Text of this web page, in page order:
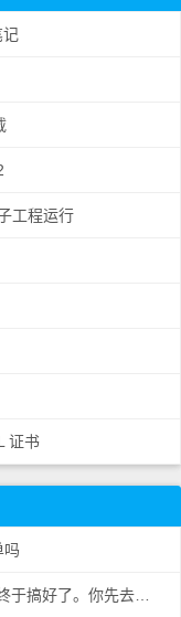
记
工程运行
证书
吗
搞好了。你先去数据